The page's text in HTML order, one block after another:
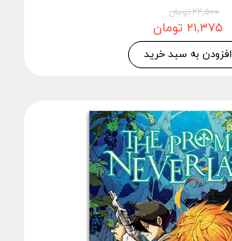
۲۲,۵۰۰ تومان
۲۱,۳۷۵ تومان
افزودن به سبد خرید